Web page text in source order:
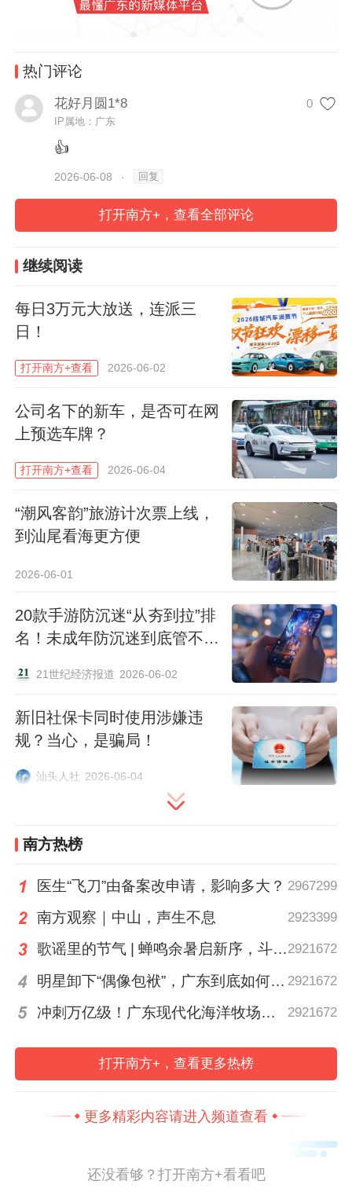
2.发票类型：全面数字化电子普通发票，包
括：电子发票（普通发票）、电子发票（机
动车销售统一发票）。
3.发票金额：单张价税合计不低于100元
4.发票抬头：必须是您本人的真实姓名，不
能写“个人”或公司名称。
工银e生活、中国工商银行五大平台参与。
以云闪付APP为例，开具发票后，实名登录
云闪付APP，进入“有奖发票”界面，上传清
与有奖发票抽奖活动。
免责声明：本文由南方+客户端“南方号”入驻
单位发布，不代表“南方+”的观点和立场。
分享到：
热门评论
花好月圆1*8 0
IP属地：广东
👍
2026-06-08 · 回复
打开南方+，查看全部评论
继续阅读
每日3万元大放送，连派三
日！
打开南方+查看 2026-06-02
公司名下的新车，是否可在网
上预选车牌？
打开南方+查看 2026-06-04
“潮风客韵”旅游计次票上线，
到汕尾看海更方便
2026-06-01
20款手游防沉迷“从夯到拉”排
名！未成年防沉迷到底管不管
21世纪经济报道 2026-06-02
新旧社保卡同时使用涉嫌违
规？当心，是骗局！
汕头人社 2026-06-04
南方热榜
医生“飞刀”由备案改申请，影响多大？ 2967299
南方观察｜中山，声生不息 2923399
歌谣里的节气 | 蝉鸣余暑启新序，斗指西南迎立秋2921672
明星卸下“偶像包袱”，广东到底如何让人变松弛？ | 好看·南方号 2921672
冲刺万亿级！广东现代化海洋牧场建设提速 2921672
打开南方+，查看更多热榜
更多精彩内容请进入频道查看
还没看够？打开南方+看看吧